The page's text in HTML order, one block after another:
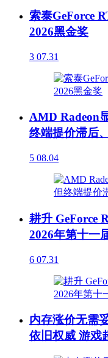
索泰GeForce
2026黑金奖
3 07.31
AMD Radeon
终端提价滞后
5 08.04
耕升 GeForce
2026年第十一
6 07.31
内存涨价无需
依旧权威 游戏